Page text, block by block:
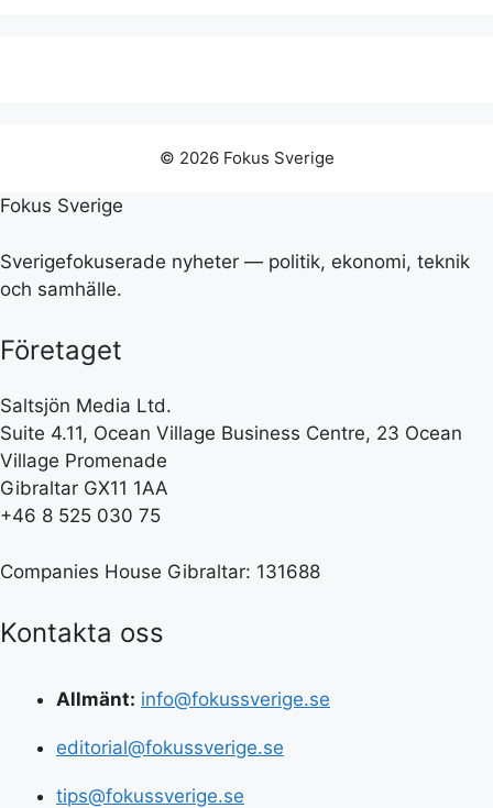
© 2026 Fokus Sverige
Fokus Sverige
Sverigefokuserade nyheter — politik, ekonomi, teknik
och samhälle.
Företaget
Saltsjön Media Ltd.
Suite 4.11, Ocean Village Business Centre, 23 Ocean
Village Promenade
Gibraltar GX11 1AA
+46 8 525 030 75
Companies House Gibraltar: 131688
Kontakta oss
Allmänt: info@fokussverige.se
editorial@fokussverige.se
tips@fokussverige.se